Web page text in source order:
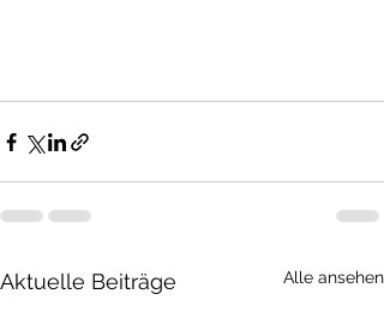
Aktuelle Beiträge Alle ansehen